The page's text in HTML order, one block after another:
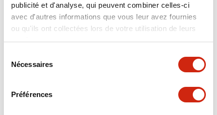
publicité et d'analyse, qui peuvent combiner celles-ci
avec d'autres informations que vous leur avez fournies
ou qu'ils ont collectées lors de votre utilisation de leurs
services.
Nécessaires
Préférences
Spécifications
Aesthetic Specifications
Electrical Specifications (rated illuminated